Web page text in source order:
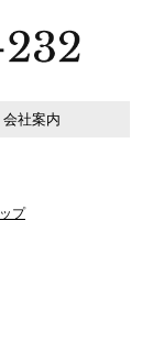
会社案内
プ